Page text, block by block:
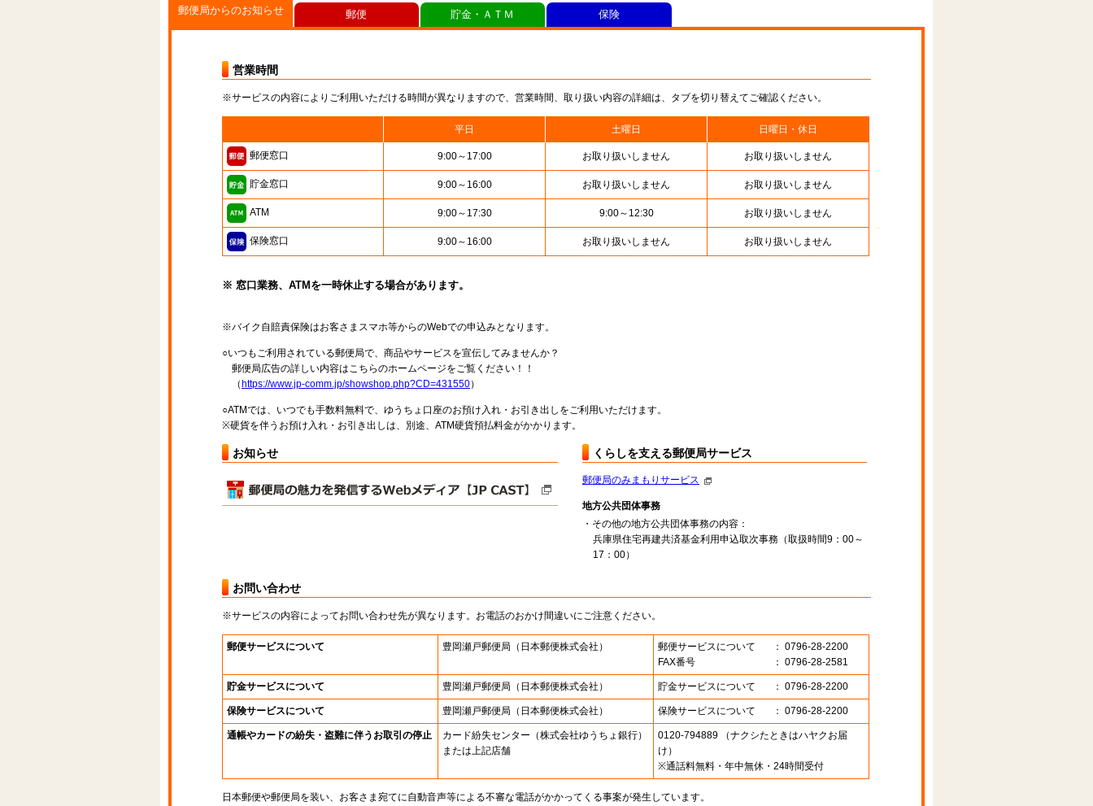
郵便局からのお知らせ
営業時間
※サービスの内容によりご利用いただける時間が異なりますので、営業時間、取り扱い内容の詳細は、タブを切り替えてご確認ください。
平日 土曜日 日曜日・休日
郵便窓口 9:00～17:00 お取り扱いしません お取り扱いしません
貯金窓口 9:00～16:00 お取り扱いしません お取り扱いしません
ATM 9:00～17:30 9:00～12:30 お取り扱いしません
保険窓口 9:00～16:00 お取り扱いしません お取り扱いしません
※ 窓口業務、ATMを一時休止する場合があります。
※バイク自賠責保険はお客さまスマホ等からのWebでの申込みとなります。
○いつもご利用されている郵便局で、商品やサービスを宣伝してみませんか？
郵便局広告の詳しい内容はこちらのホームページをご覧ください！！
（ https://www.jp-comm.jp/showshop.php?CD=431550）
○ATMでは、いつでも手数料無料で、ゆうちょ口座のお預け入れ・お引き出しをご利用いただけます。
※硬貨を伴うお預け入れ・お引き出しは、別途、ATM硬貨預払料金がかかります。
お知らせ くらしを支える郵便局サービス
郵便局のみまもりサービス
地方公共団体事務
・その他の地方公共団体事務の内容：
兵庫県住宅再建共済基金利用申込取次事務（取扱時間9：00～
17：00）
お問い合わせ
※サービスの内容によってお問い合わせ先が異なります。お電話のおかけ間違いにご注意ください。
郵便サービスについて 豊岡瀬戸郵便局 （日本郵便株式会社） 郵便サービスについて
： 0796-28-2200
FAX番号
： 0796-28-2581
貯金サービスについて 豊岡瀬戸郵便局 （日本郵便株式会社） 貯金サービスについて ： 0796-28-2200
保険サービスについて 豊岡瀬戸郵便局 （日本郵便株式会社） 保険サービスについて ： 0796-28-2200
通帳やカードの紛失・盗難に伴うお取引の停止 カード紛失センター （株式会社ゆうちょ銀行）
または上記店舗
0120-794889 （ナクシたときはハヤクお届
け）
※通話料無料・年中無休・24時間受付
日本郵便や郵便局を装い、お客さま宛てに自動音声等による不審な電話がかかってくる事案が発生しています。
郵便 貯金・ＡＴＭ 保険